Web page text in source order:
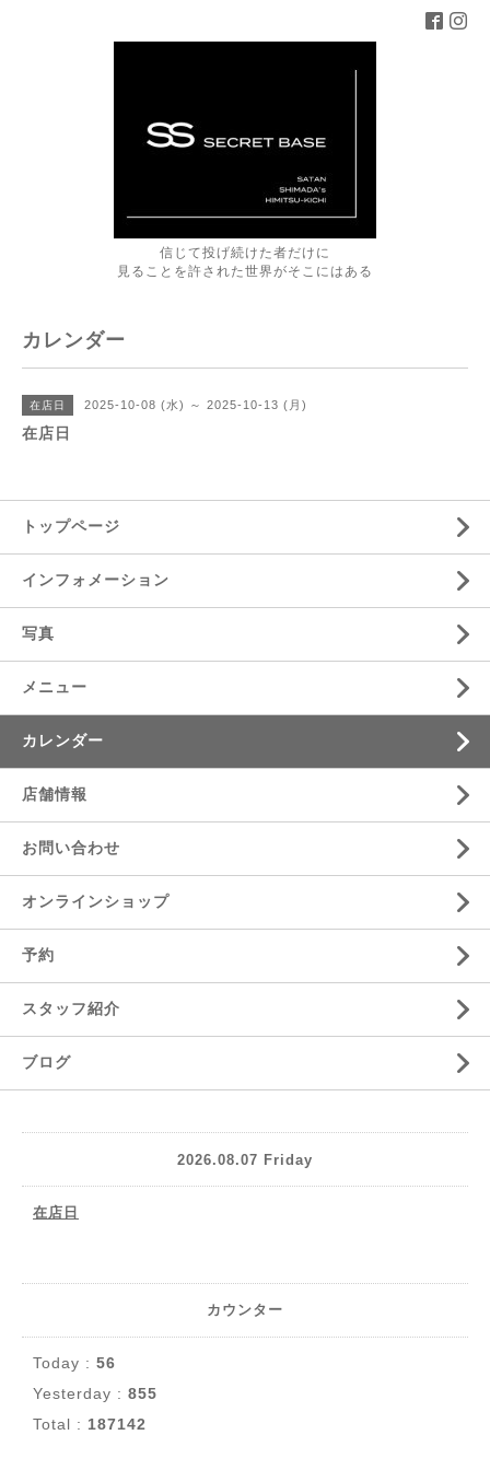
信じて投げ続けた者だけに
見ることを許された世界がそこにはある
カレンダー
在店日 2025-10-08 (水) ～ 2025-10-13 (月)
在店日
トップページ
インフォメーション
写真
メニュー
カレンダー
店舗情報
お問い合わせ
オンラインショップ
予約
スタッフ紹介
ブログ
2026.08.07 Friday
在店日
カウンター
Today : 56
Yesterday : 855
Total : 187142